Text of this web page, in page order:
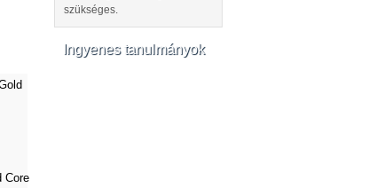
Core
szükséges.
Ingyenes tanulmányok